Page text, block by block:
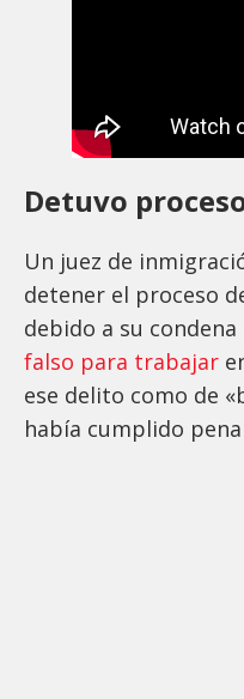
Detuvo
Un juez de
detener el proceso
debido a su
falso para trabajar
ese delito como de
había cumplido